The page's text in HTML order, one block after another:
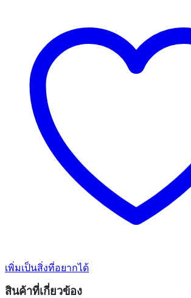
เพิ่มเป็นสิ่งที่อยากได้
สินค้าที่เกี่ยวข้อง